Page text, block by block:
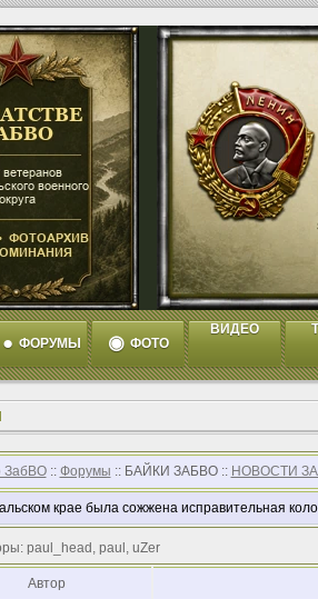
● ФОРУМЫ ◉ ФОТО
ВИДЕО
ЗабВО:: Форумы :: БАЙКИ ЗАБВО :: НОВОСТИ
крае была сожжена исправительная
paul_head, paul, uZer
Автор